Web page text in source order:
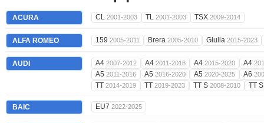
ACURA CL 2001-2003 TL 2001-2003 TSX 2009-2014
ALFA ROMEO 159 2005-2011 Brera 2005-2010 Giulia 2015-2023
AUDI A4 2007-2012 A4 2011-2016 A4 2015-2020 A4
A5 2011-2016 A5 2016-2020 A5 2020-2025 A6
TT 2014-2019 TT 2019-2023 TT S 2008-2010 TT
BAIC EU7 2022-2025